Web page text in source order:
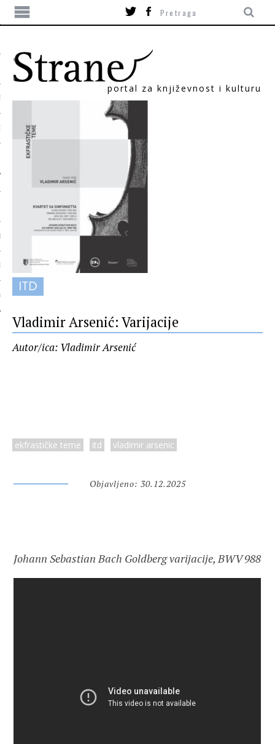
portal za književnost i kulturu
ITD
Vladimir Arsenić: Varijacije
Autor/ica: Vladimir Arsenić
ekfrastičke teme itd vladimir arsenic
Objavljeno: 30.12.2025
Johann Sebastian Bach Goldberg varijacije, BWV 988